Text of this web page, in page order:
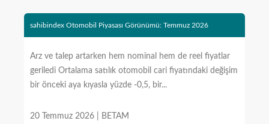
sahibindex Otomobil Piyasası Görünümü: Temmuz 2026
Arz ve talep artarken hem nominal hem de reel fiyatlar
geriledi Ortalama satılık otomobil cari fiyatındaki değişim
bir önceki aya kıyasla yüzde -0,5, bir...
20 Temmuz 2026 | BETAM